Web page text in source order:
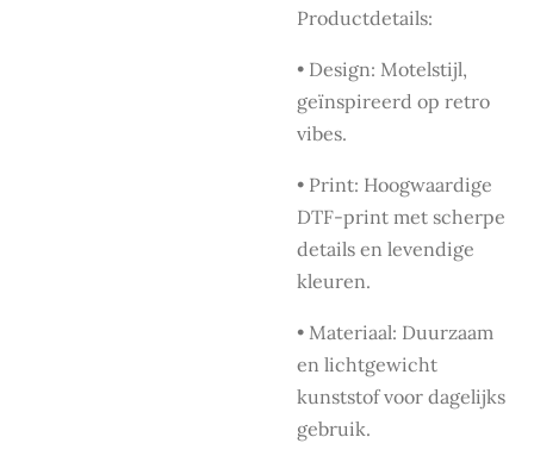
Productdetails:
• Design: Motelstijl,
geïnspireerd op retro
vibes.
• Print: Hoogwaardige
DTF-print met scherpe
details en levendige
kleuren.
• Materiaal: Duurzaam
en lichtgewicht
kunststof voor dagelijks
gebruik.